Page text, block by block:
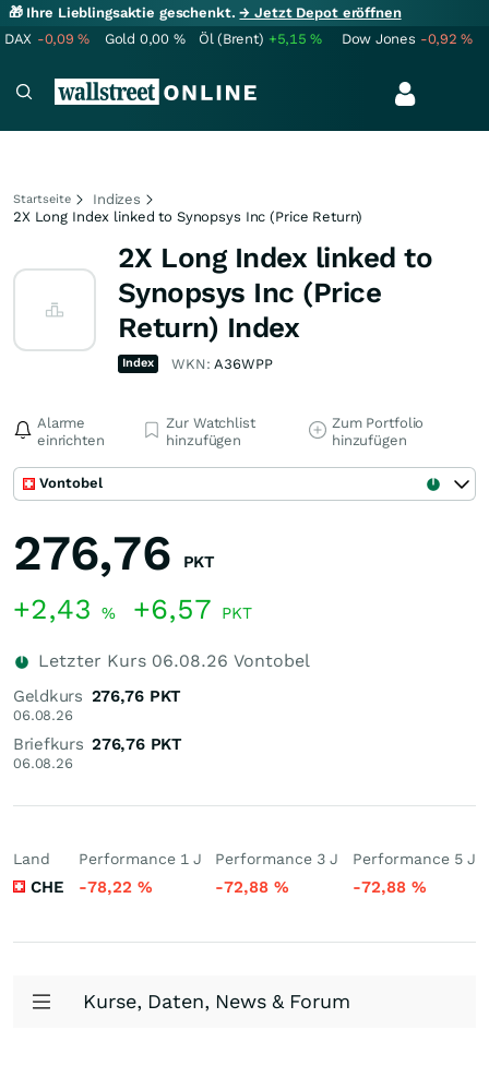
🎁 Ihre Lieblingsaktie geschenkt.→ Jetzt Depot eröffnen
DAX -0,09% Gold 0,00 % Öl (Brent) +5,15% Dow Jones -0,92%
Startseite
Indizes
2X Long Index linked to Synopsys Inc (Price Return)
2X Long Index linked to
Synopsys Inc (Price
Return) Index
Index WKN:A36WPP
Alarme
einrichten
Zur Watchlist
hinzufügen
Zum Portfolio
hinzufügen
Vontobel
276,76 PKT
+2,43 % +6,57 PKT
Letzter Kurs 06.08.26 Vontobel
Geldkurs
06.08.26
276,76 PKT
Briefkurs
06.08.26
276,76 PKT
Land
CHE
Performance 1 J
-78,22 %
Performance 3 J
-72,88%
Performance 5 J
-72,88 %
Kurse, Daten, News & Forum